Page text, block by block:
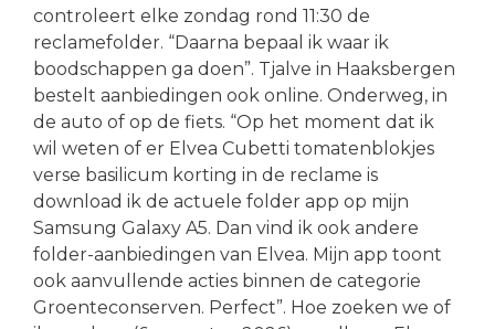
controleert elke zondag rond 11:30 de
reclamefolder. “Daarna bepaal ik waar ik
boodschappen ga doen”. Tjalve in Haaksbergen
bestelt aanbiedingen ook online. Onderweg, in
de auto of op de fiets. “Op het moment dat ik
wil weten of er Elvea Cubetti tomatenblokjes
verse basilicum korting in de reclame is
download ik de actuele folder app op mijn
Samsung Galaxy A5. Dan vind ik ook andere
folder-aanbiedingen van Elvea. Mijn app toont
ook aanvullende acties binnen de categorie
Groenteconserven. Perfect”. Hoe zoeken we of